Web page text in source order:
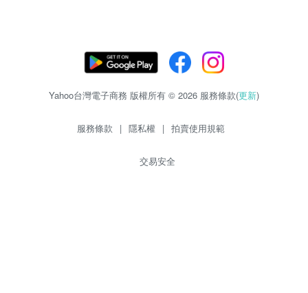
Yahoo台灣電子商務 版權所有 © 2026 服務條款(更新)
服務條款 | 隱私權 | 拍賣使用規範
交易安全